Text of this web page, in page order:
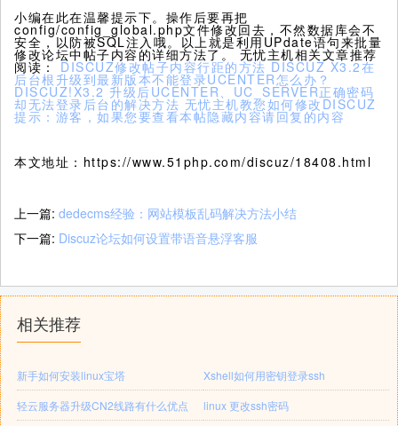
小编在此在温馨提示下。操作后要再把
config/config_global.php文件修改回去，不然数据库会不
安全，以防被SQL注入哦。以上就是利用UPdate语句来批量
修改论坛中帖子内容的详细方法了。 无忧主机相关文章推荐
阅读： DISCUZ修改帖子内容行距的方法 DISCUZ X3.2在
后台根升级到最新版本不能登录UCENTER怎么办？
DISCUZ!X3.2 升级后UCENTER、UC_SERVER正确密码
却无法登录后台的解决方法 无忧主机教您如何修改DISCUZ
提示：游客，如果您要查看本帖隐藏内容请回复的内容
本文地址：https://www.51php.com/discuz/18408.html
上一篇: dedecms经验：网站模板乱码解决方法小结
下一篇: Discuz论坛如何设置带语音悬浮客服
相关推荐
新手如何安装linux宝塔
Xshell如何用密钥登录ssh
轻云服务器升级CN2线路有什么优点
linux 更改ssh密码